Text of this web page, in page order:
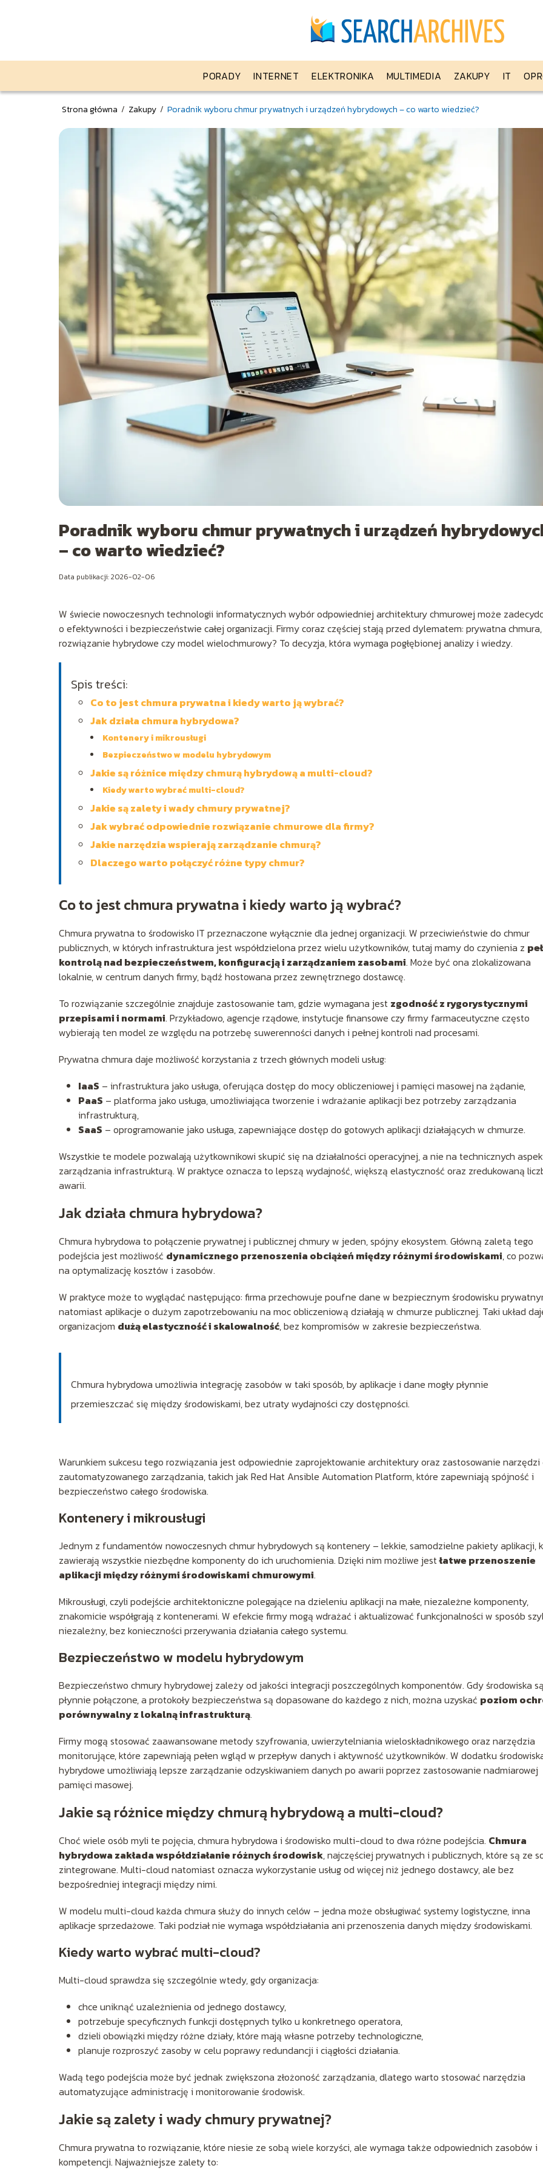
PORADY INTERNET ELEKTRONIKA MULTIMEDIA ZAKUPY IT
Strona główna / Zakupy / Poradnik wyboru chmur prywatnych i urządzeń hybrydowych – co warto wiedzieć?
Poradnik wyboru chmur prywatnych i urządzeń
– co warto wiedzieć?
Data publikacji: 2026-02-06
W świecie nowoczesnych technologii informatycznych wybór odpowiedniej architektury chmurowej może
o efektywności i bezpieczeństwie całej organizacji. Firmy coraz częściej stają przed dylematem: prywatna chmura,
rozwiązanie hybrydowe czy model wielochmurowy? To decyzja, która wymaga pogłębionej analizy i wiedzy.
Spis treści:
Co to jest chmura prywatna i kiedy warto ją wybrać?
Jak działa chmura hybrydowa?
Kontenery i mikrousługi
Bezpieczeństwo w modelu hybrydowym
Jakie są różnice między chmurą hybrydową a multi-cloud?
Kiedy warto wybrać multi-cloud?
Jakie są zalety i wady chmury prywatnej?
Jak wybrać odpowiednie rozwiązanie chmurowe dla firmy?
Jakie narzędzia wspierają zarządzanie chmurą?
Dlaczego warto połączyć różne typy chmur?
Co to jest chmura prywatna i kiedy warto ją wybrać?
Chmura prywatna to środowisko IT przeznaczone wyłącznie dla jednej organizacji. W przeciwieństwie do chmur
publicznych, w których infrastruktura jest współdzielona przez wielu użytkowników, tutaj mamy do czynienia z
kontrolą nad bezpieczeństwem, konfiguracją i zarządzaniem zasobami. Może być ona zlokalizowana
lokalnie, w centrum danych firmy, bądź hostowana przez zewnętrznego dostawcę.
To rozwiązanie szczególnie znajduje zastosowanie tam, gdzie wymagana jest zgodność z rygorystycznymi
przepisami i normami. Przykładowo, agencje rządowe, instytucje finansowe czy firmy farmaceutyczne często
wybierają ten model ze względu na potrzebę suwerenności danych i pełnej kontroli nad procesami.
Prywatna chmura daje możliwość korzystania z trzech głównych modeli usług:
IaaS – infrastruktura jako usługa, oferująca dostęp do mocy obliczeniowej i pamięci masowej na żądanie,
PaaS – platforma jako usługa, umożliwiająca tworzenie i wdrażanie aplikacji bez potrzeby zarządzania
infrastrukturą,
SaaS – oprogramowanie jako usługa, zapewniające dostęp do gotowych aplikacji działających w chmurze.
Wszystkie te modele pozwalają użytkownikowi skupić się na działalności operacyjnej, a nie na technicznych
zarządzania infrastrukturą. W praktyce oznacza to lepszą wydajność, większą elastyczność oraz zredukowaną
awarii.
Jak działa chmura hybrydowa?
Chmura hybrydowa to połączenie prywatnej i publicznej chmury w jeden, spójny ekosystem. Główną zaletą tego
podejścia jest możliwość dynamicznego przenoszenia obciążeń między różnymi środowiskami, co
na optymalizację kosztów i zasobów.
W praktyce może to wyglądać następująco: firma przechowuje poufne dane w bezpiecznym środowisku
natomiast aplikacje o dużym zapotrzebowaniu na moc obliczeniową działają w chmurze publicznej. Taki układ
organizacjom dużą elastyczność i skalowalność, bez kompromisów w zakresie bezpieczeństwa.
Chmura hybrydowa umożliwia integrację zasobów w taki sposób, by aplikacje i dane mogły płynnie
przemieszczać się między środowiskami, bez utraty wydajności czy dostępności.
Warunkiem sukcesu tego rozwiązania jest odpowiednie zaprojektowanie architektury oraz zastosowanie narzędzi
zautomatyzowanego zarządzania, takich jak Red Hat Ansible Automation Platform, które zapewniają spójność i
bezpieczeństwo całego środowiska.
Kontenery i mikrousługi
Jednym z fundamentów nowoczesnych chmur hybrydowych są kontenery – lekkie, samodzielne pakiety aplikacji,
zawierają wszystkie niezbędne komponenty do ich uruchomienia. Dzięki nim możliwe jestłatwe przenoszenie
aplikacji między różnymi środowiskami chmurowymi.
Mikrousługi, czyli podejście architektoniczne polegające na dzieleniu aplikacji na małe, niezależne komponenty,
znakomicie współgrają z kontenerami. W efekcie firmy mogą wdrażać i aktualizować funkcjonalności w sposób
niezależny, bez konieczności przerywania działania całego systemu.
Bezpieczeństwo w modelu hybrydowym
Bezpieczeństwo chmury hybrydowej zależy od jakości integracji poszczególnych komponentów. Gdy środowiska
płynnie połączone, a protokoły bezpieczeństwa są dopasowane do każdego z nich, można uzyskać poziom
porównywalny z lokalną infrastrukturą.
Firmy mogą stosować zaawansowane metody szyfrowania, uwierzytelniania wieloskładnikowego oraz narzędzia
monitorujące, które zapewniają pełen wgląd w przepływ danych i aktywność użytkowników. W dodatku
hybrydowe umożliwiają lepsze zarządzanie odzyskiwaniem danych po awarii poprzez zastosowanie nadmiarowej
pamięci masowej.
Jakie są różnice między chmurą hybrydową a multi-cloud?
Choć wiele osób myli te pojęcia, chmura hybrydowa i środowisko multi-cloud to dwa różne podejścia. Chmura
hybrydowa zakłada współdziałanie różnych środowisk, najczęściej prywatnych i publicznych, które są ze
zintegrowane. Multi-cloud natomiast oznacza wykorzystanie usług od więcej niż jednego dostawcy, ale bez
bezpośredniej integracji między nimi.
W modelu multi-cloud każda chmura służy do innych celów – jedna może obsługiwać systemy logistyczne, inna
aplikacje sprzedażowe. Taki podział nie wymaga współdziałania ani przenoszenia danych między środowiskami.
Kiedy warto wybrać multi-cloud?
Multi-cloud sprawdza się szczególnie wtedy, gdy organizacja:
chce uniknąć uzależnienia od jednego dostawcy,
potrzebuje specyficznych funkcji dostępnych tylko u konkretnego operatora,
dzieli obowiązki między różne działy, które mają własne potrzeby technologiczne,
planuje rozproszyć zasoby w celu poprawy redundancji i ciągłości działania.
Wadą tego podejścia może być jednak zwiększona złożoność zarządzania, dlatego warto stosować narzędzia
automatyzujące administrację i monitorowanie środowisk.
Jakie są zalety i wady chmury prywatnej?
Chmura prywatna to rozwiązanie, które niesie ze sobą wiele korzyści, ale wymaga także odpowiednich zasobów i
kompetencji. Najważniejsze zalety to: